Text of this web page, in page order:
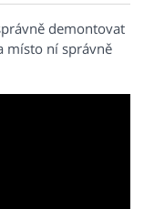
demontovat
místo ní správně